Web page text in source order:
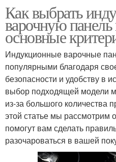
Как выбрать
варочную панель
основные
Индукционные варочные
популярными благодаря
безопасности и удобству в
выбор подходящей модели
из-за большого количества
этой статье мы рассмотрим
помогут вам сделать
разочароваться в вашей